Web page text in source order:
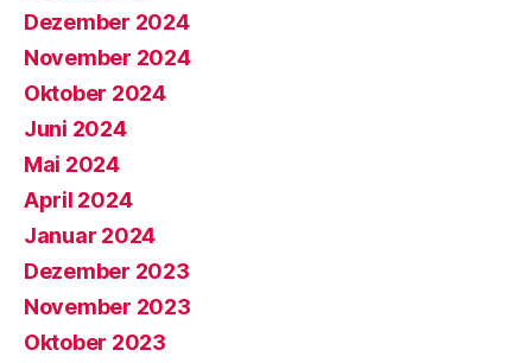
Dezember 2024
November 2024
Oktober 2024
Juni 2024
Mai 2024
April 2024
Januar 2024
Dezember 2023
November 2023
Oktober 2023